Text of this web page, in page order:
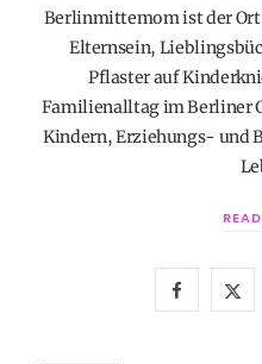
Berlinmittemom ist der
Elternsein,
Pflaster auf
Familienalltag im Berliner
Kindern, Erziehungs- und